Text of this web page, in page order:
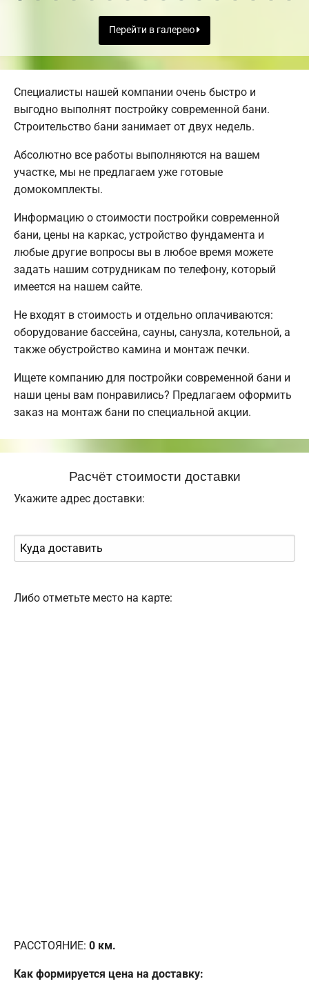
Перейти в галерею
Специалисты нашей компании очень быстро и
выгодно выполнят постройку современной бани.
Строительство бани занимает от двух недель.
Абсолютно все работы выполняются на вашем
участке, мы не предлагаем уже готовые
домокомплекты.
Информацию о стоимости постройки современной
бани, цены на каркас, устройство фундамента и
любые другие вопросы вы в любое время можете
задать нашим сотрудникам по телефону, который
имеется на нашем сайте.
Не входят в стоимость и отдельно оплачиваются:
оборудование бассейна, сауны, санузла, котельной, а
также обустройство камина и монтаж печки.
Ищете компанию для постройки современной бани и
наши цены вам понравились? Предлагаем оформить
заказ на монтаж бани по специальной акции.
Расчёт стоимости доставки
Укажите адрес доставки:
Либо отметьте место на карте:
РАССТОЯНИЕ: 0 км.
Как формируется цена на доставку: